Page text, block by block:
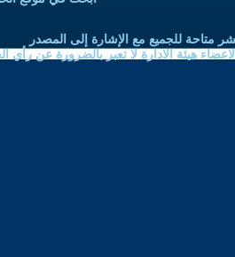
متاحة للجميع مع الإشارة إلى المصدر
هيئة الادارة لا تعبر بالضرورة عن رأي